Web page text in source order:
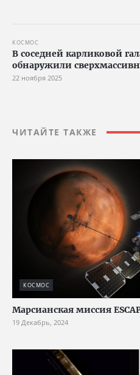
КОСМОС
В соседней карликовой
обнаружили
22 ноября 2025
ЧИТАЙТЕ ТАКЖЕ
КОСМОС
Марсианская миссия
19 Декабрь, 2024